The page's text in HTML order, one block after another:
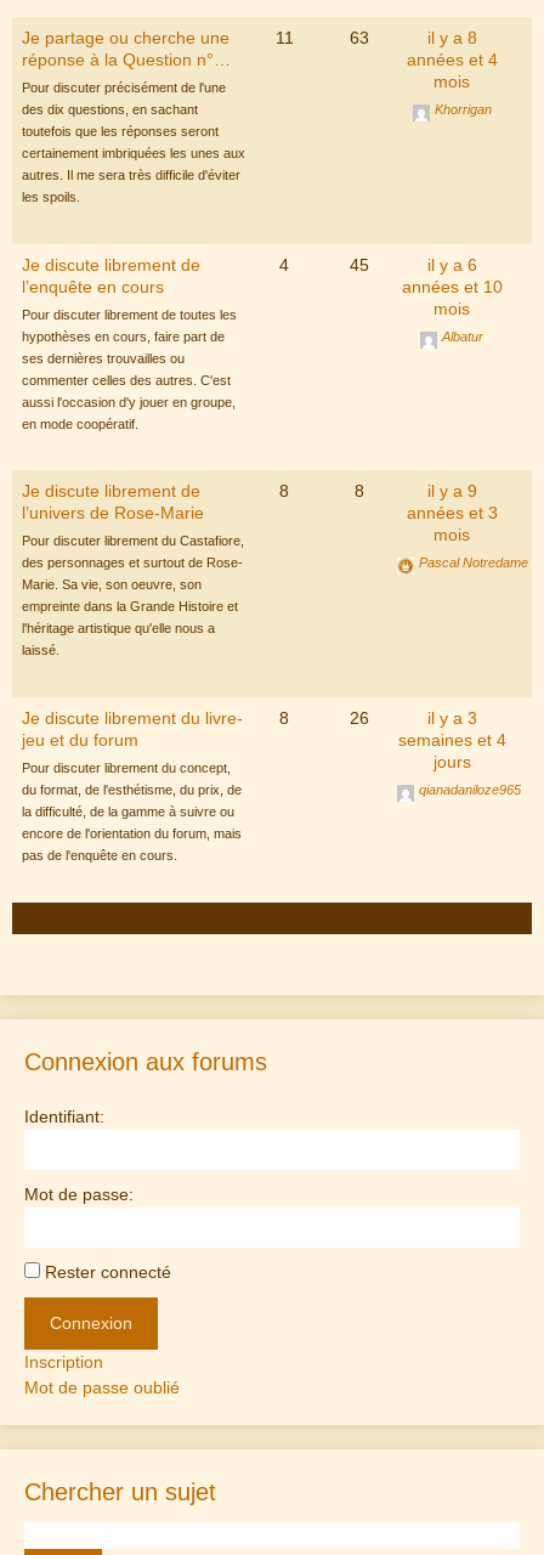
Je partage ou cherche une
réponse à la Question n°…
Pour discuter précisément de l'une
des dix questions, en sachant
toutefois que les réponses seront
certainement imbriquées les unes aux
autres. Il me sera très difficile d'éviter
les spoils.
11 63
il y a 8
années et 4
mois
Khorrigan
Je discute librement de
l’enquête en cours
Pour discuter librement de toutes les
hypothèses en cours, faire part de
ses dernières trouvailles ou
commenter celles des autres. C'est
aussi l'occasion d'y jouer en groupe,
en mode coopératif.
4 45
il y a 6
années et 10
mois
Albatur
Je discute librement de
l’univers de Rose-Marie
Pour discuter librement du Castafiore,
des personnages et surtout de Rose-
Marie. Sa vie, son oeuvre, son
empreinte dans la Grande Histoire et
l'héritage artistique qu'elle nous a
laissé.
8 8
il y a 9
années et 3
mois
Pascal Notredame
Je discute librement du livre-
jeu et du forum
Pour discuter librement du concept,
du format, de l'esthétisme, du prix, de
la difficulté, de la gamme à suivre ou
encore de l'orientation du forum, mais
pas de l'enquête en cours.
8 26
il y a 3
semaines et 4
jours
qianadaniloze965
Connexion aux forums
Identifiant:
Mot de passe:
Rester connecté
Connexion
Inscription
Mot de passe oublié
Chercher un sujet